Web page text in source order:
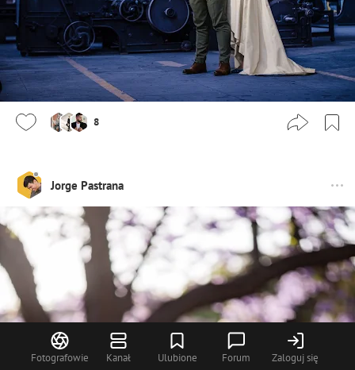
Fotografowie Kanał Ulubione Forum Zaloguj się
8
Jorge Pastrana